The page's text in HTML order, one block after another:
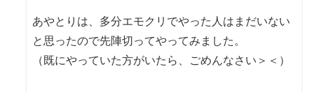
あやとりは、多分エモクリでやった人はまだいない
と思ったので先陣切ってやってみました。
（既にやっていた方がいたら、ごめんなさい＞＜）